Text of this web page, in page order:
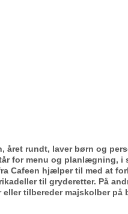
året rundt, laver børn og
for menu og planlægning, i
Cafeen hjælper til med at
til gryderetter. På
eller tilbereder majskolber på